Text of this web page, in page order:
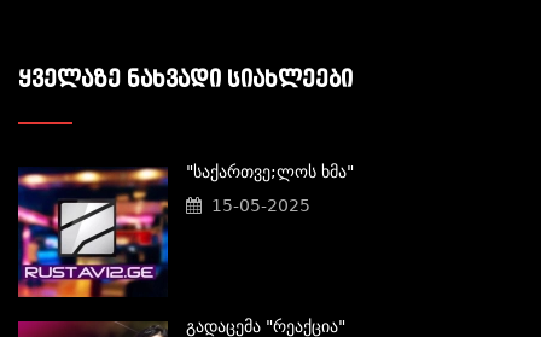
ᲧᲕᲔᲚᲐᲖᲔ ᲜᲐᲮᲕᲐᲓᲘ ᲡᲘᲐᲮᲚᲔᲔᲑᲘ
"საქართვე;ლოს Ხმა"
15-05-2025
Გადაცემა "რეაქცია"